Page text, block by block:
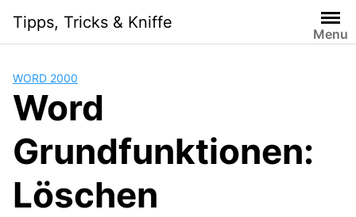
content
Tipps, Tricks & Kniffe
Menu
WORD 2000
Word
Grundfunktionen:
Löschen